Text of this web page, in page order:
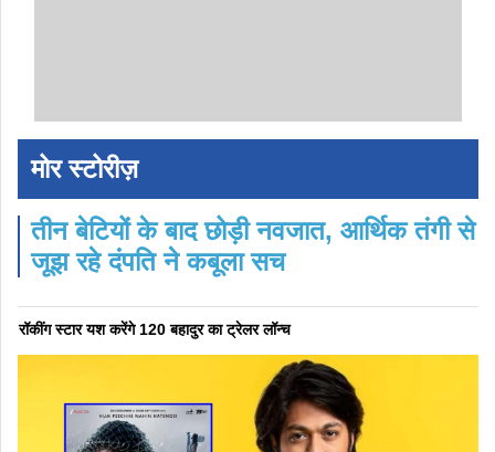
मोर स्टोरीज़
तीन बेटियों के बाद छोड़ी नवजात, आर्थिक तंगी से
जूझ रहे दंपति ने कबूला सच
रॉकींग स्टार यश करेंगे 120 बहादुर का ट्रेलर लॉन्च